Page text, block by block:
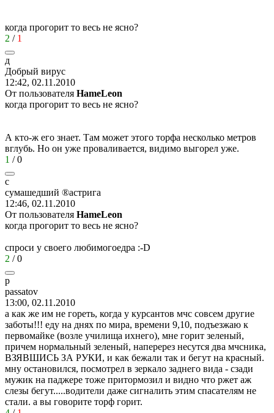
когда прогорит то весь не ясно?
2 / 1
д
Добрый вирус
12:42, 02.11.2010
От пользователя HаmеLеоn
когда прогорит то весь не ясно?
А кто-ж его знает. Там может этого торфа несколько метров
вглубь. Но он уже проваливается, видимо выгорел уже.
1 /0
с
сумашедший ®астрига
12:46, 02.11.2010
От пользователя HаmеLеоn
когда прогорит то весь не ясно?
спроси у своего любимогоедра :-D
2 /0
p
passatov
13:00, 02.11.2010
а как же им не гореть, когда у курсантов мчс совсем другие
заботы!!! еду на днях по мира, времени 9,10, подъезжаю к
первомайке (возле училища ихнего), мне горит зеленый,
причем нормальный зеленый, наперерез несутся два мчсника,
ВЗЯВШИСЬ ЗА РУКИ, и как бежали так и бегут на красный.
мну остановился, посмотрел в зеркало заднего вида - сзади
мужик на паджере тоже притормозил и видно что ржет аж
слезы бегут.....водители даже сигналить этим спасателям не
стали. а вы говорите торф горит.